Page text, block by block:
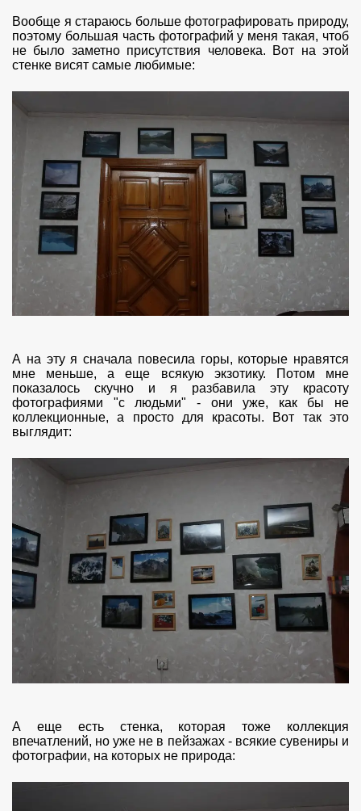
Вообще я стараюсь больше фотографировать природу,
поэтому большая часть фотографий у меня такая, чтоб
не было заметно присутствия человека. Вот на этой
стенке висят самые любимые:
А на эту я сначала повесила горы, которые нравятся
мне меньше, а еще всякую экзотику. Потом мне
показалось скучно и я разбавила эту красоту
фотографиями "с людьми" - они уже, как бы не
коллекционные, а просто для красоты. Вот так это
выглядит:
А еще есть стенка, которая тоже коллекция
впечатлений, но уже не в пейзажах - всякие сувениры и
фотографии, на которых не природа: